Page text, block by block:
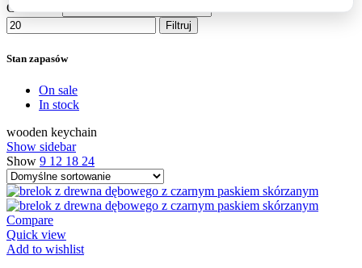
Cena min.
Filtruj
Stan zapasów
On sale
In stock
wooden keychain
Show sidebar
Show 9 12 18 24
Compare
Quick view
Add to wishlist